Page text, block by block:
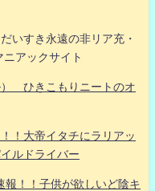
いすき永遠の非リア充・
アックサイト
） ひきこもりニートのオ
！大帝イタチにラリアッ
ルドライバー
報！！子供が欲しいど陰キ